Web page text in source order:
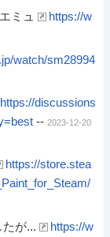
ミュ
https://w
watch/sm28994
https://discussions
-- 2023-12-20
https://store.stea
が...
https://w